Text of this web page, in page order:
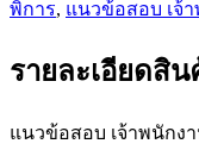
พิการ, แนวข้อสอบ เจ้
รายละเอียดสิน
แนวข้อสอบ เจ้าพนักง